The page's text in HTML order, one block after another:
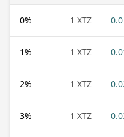
0% 1 XTZ
1% 1 XTZ
2% 1 XTZ
3% 1 XTZ